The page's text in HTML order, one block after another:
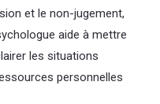
et le non-jugement,
aide à mettre
les situations
personnelles